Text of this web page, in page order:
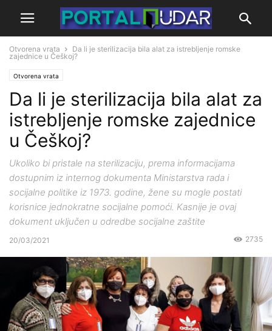
Otvorena vrata
Da li je sterilizacija bila alat za istrebljenje romske
zajednice u Češkoj?
Otvorena vrata
Da li je sterilizacija bila alat za
istrebljenje romske zajednice
u Češkoj?
Ukoliko bi pristale na sterilizaciju, prema informacijama
dostupnim iz internog dokumenta Ministarstva rada i
socijalne politike iz 1973. godine, žene su mogle postati
korisnice jednokratne socijalne pomoći. Kasnije je ovaj
dokument uključen u odredbe socijalne zaštite
20/03/2021 2735